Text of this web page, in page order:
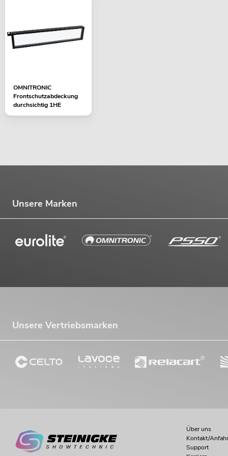
OMNITRONIC
Frontschutzabdeckung
durchsichtig 1HE
Unsere Marken
Unsere Vertriebsmarken
Über uns
Kontakt/
Support